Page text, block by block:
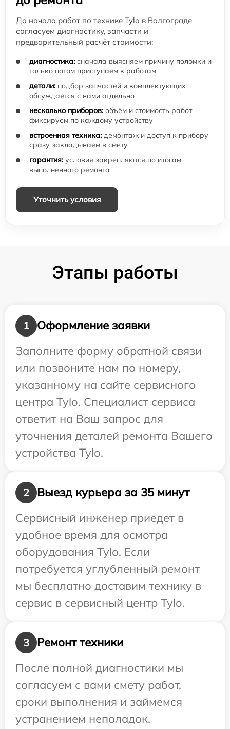
До начала работ по технике Tylo в Волгограде
согласуем диагностику, запчасти и
предварительный расчёт стоимости:
диагностика: сначала выясняем причину поломки и
только потом приступаем к работам
детали: подбор запчастей и комплектующих
обсуждается с вами отдельно
несколько приборов: объём и стоимость работ
фиксируем по каждому устройству
встроенная техника: демонтаж и доступ к прибору
сразу закладываем в смету
гарантия: условия закрепляются по итогам
выполненного ремонта
Уточнить условия
Этапы работы
1
Оформление заявки
Заполните форму обратной связи
или позвоните нам по номеру,
указанному на сайте сервисного
центра Tylo. Специалист сервиса
ответит на Ваш запрос для
уточнения деталей ремонта Вашего
устройства Tylo.
2
Выезд курьера за 35 минут
Сервисный инженер приедет в
удобное время для осмотра
оборудования Tylo. Если
потребуется углубленный ремонт
мы бесплатно доставим технику в
сервис в сервисный центр Tylo.
3
Ремонт техники
После полной диагностики мы
согласуем с вами смету работ,
сроки выполнения и займемся
устранением неполадок.